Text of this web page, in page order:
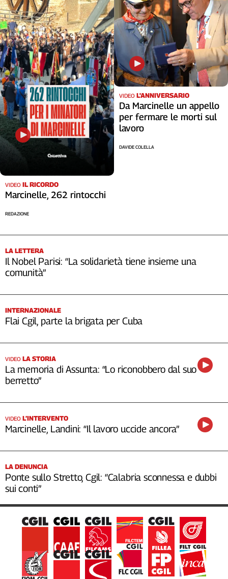
VIDEO IL RICORDO
Marcinelle, 262 rintocchi
REDAZIONE
VIDEO L'ANNIVERSARIO
Da Marcinelle un appello
per fermare le morti sul
lavoro
DAVIDE COLELLA
LA LETTERA
Il Nobel Parisi: “La solidarietà tiene insieme una
comunità”
INTERNAZIONALE
Flai Cgil, parte la brigata per Cuba
VIDEO LA STORIA
La memoria di Assunta: “Lo riconobbero dal suo
berretto”
VIDEO L’INTERVENTO
Marcinelle, Landini: “Il lavoro uccide ancora”
LA DENUNCIA
Ponte sullo Stretto, Cgil: “Calabria sconnessa e dubbi
sui conti”